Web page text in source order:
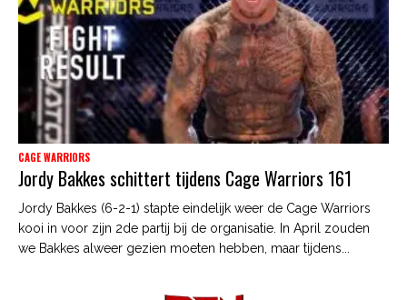
CAGE WARRIORS
Jordy Bakkes schittert tijdens Cage Warriors 161
Jordy Bakkes (6-2-1) stapte eindelijk weer de Cage Warriors
kooi in voor zijn 2de partij bij de organisatie. In April zouden
we Bakkes alweer gezien moeten hebben, maar tijdens...